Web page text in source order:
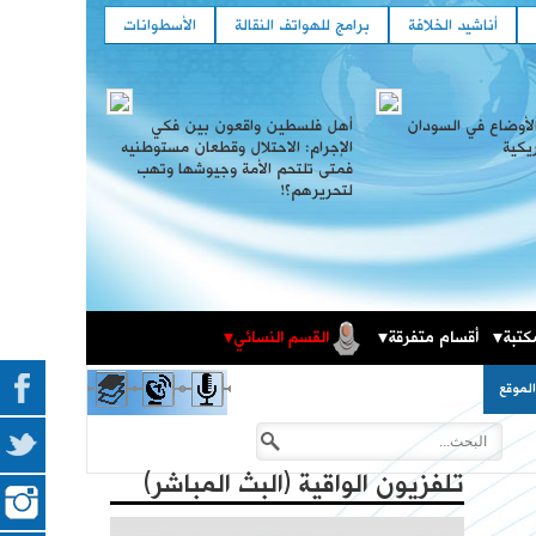
الأسطوانات برامج للهواتف النقالة أناشيد الخلافة
في السودان
أهل فلسطين واقعون بين فكي
الإجرام: الاحتلال وقطعان مستوطنيه
فمتى تلتحم الأمة وجيوشها وتهب
لتحريرهم؟!
أقسام متفرقة القسم النسائي
تلفزيون الواقية (البث المباشر)
المكتبة الثقافية
فعاليات حزب التحرير العالمية في الذكرى المئوية لهدم